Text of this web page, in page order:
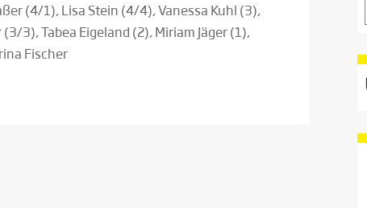
(4/1), Lisa Stein (4/4), Vanessa Kuhl (3),
3), Tabea Eigeland (2), Miriam Jäger (1),
Fischer